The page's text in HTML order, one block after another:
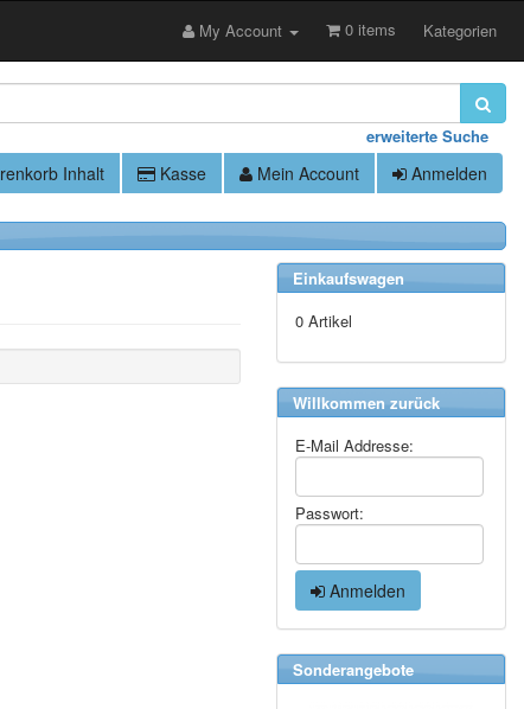
erweiterte Suche
Inhalt Kasse Mein Account Anmelden
Einkaufswagen
0 Artikel
Willkommen zurück
E-Mail Addresse:
Passwort:
Anmelden
Sonderangebote
My Account 0 items Kategorien